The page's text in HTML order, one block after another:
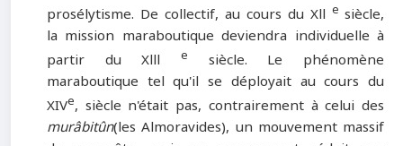
prosélytisme. De collectif, au cours du Xll e siècle,
la mission maraboutique deviendra individuelle à
partir du Xlll e
siècle. Le phénomène
maraboutique tel qu'il se déployait au cours du
XIVe, siècle n'était pas, contrairement à celui des
murâbitûn(les Almoravides), un mouvement massif